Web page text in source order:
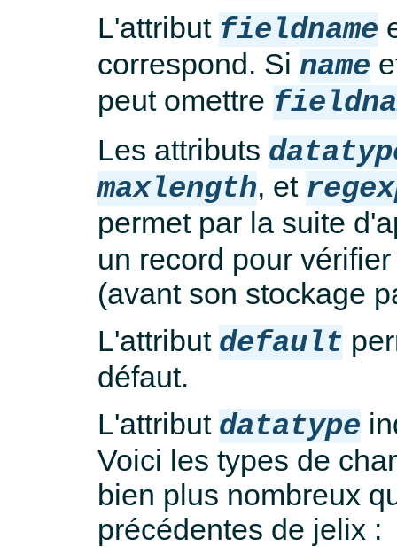
L'attribut fieldname
correspond. Si name
peut omettre
Les attributs
maxlength, et
permet par la suite
un record pour
(avant son stockage
L'attribut default
défaut.
L'attribut datatype
Voici les types de
bien plus nombreux
précédentes de jelix :